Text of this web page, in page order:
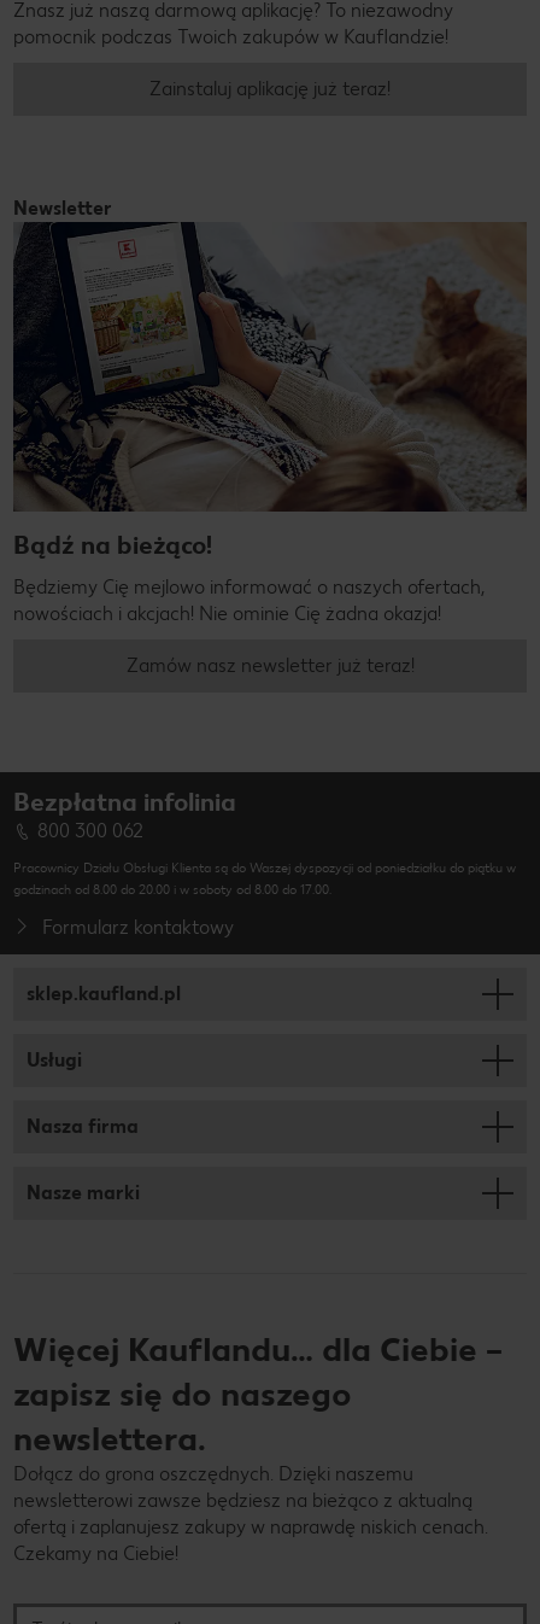
Znasz już naszą darmową aplikację? To niezawodny
pomocnik podczas Twoich zakupów w Kauflandzie!
Zainstaluj aplikację już teraz!
Newsletter
Bądź na bieżąco!
Będziemy Cię mejlowo informować o naszych ofertach,
nowościach i akcjach! Nie ominie Cię żadna okazja!
Zamów nasz newsletter już teraz!
Bezpłatna infolinia
800 300 062
Pracownicy Działu Obsługi Klienta są do Waszej dyspozycji od poniedziałku do piątku w
godzinach od 8.00 do 20.00 i w soboty od 8.00 do 17.00.
Formularz kontaktowy
sklep.kaufland.pl
Usługi
Nasza firma
Nasze marki
Więcej Kauflandu… dla Ciebie –
zapisz się do naszego
newslettera.
Dołącz do grona oszczędnych. Dzięki naszemu
newsletterowi zawsze będziesz na bieżąco z aktualną
ofertą i zaplanujesz zakupy w naprawdę niskich cenach.
Czekamy na Ciebie!